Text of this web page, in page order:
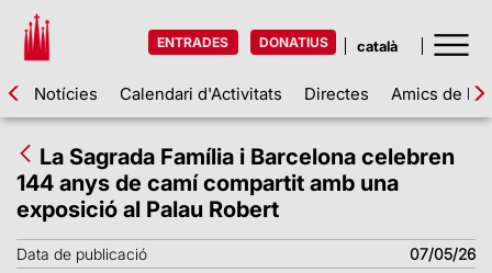
ENTRADES DONATIUS
Notícies Calendari d'Activitats Directes Amics de la
La Sagrada Família i Barcelona celebren
144 anys de camí compartit amb una
exposició al Palau Robert
Data de publicació 07/05/26